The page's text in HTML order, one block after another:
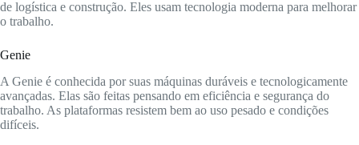
de logística e construção. Eles usam tecnologia moderna para melhorar
o trabalho.
Genie
A Genie é conhecida por suas máquinas duráveis e tecnologicamente
avançadas. Elas são feitas pensando em eficiência e segurança do
trabalho. As plataformas resistem bem ao uso pesado e condições
difíceis.